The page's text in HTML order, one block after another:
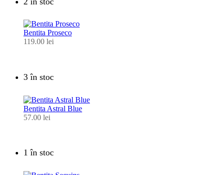
Bentita Proseco
119.00 lei
3 în stoc
Bentita Astral Blue
57.00 lei
1 în stoc